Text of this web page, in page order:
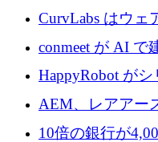
ップ、Ore
4,300 万ドルを獲
CurvLabs はウェ
治療をどのよう
conmeet が AI で
に 600 万ユーロ
HappyRobot が
ルを獲得し、企
を拡張
AEM、レアアー
新を加速するた
10倍の銀行が